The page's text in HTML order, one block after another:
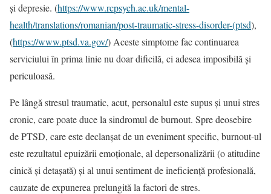
și depresie. (https://www.rcpsych.ac.uk/mental-
health/translations/romanian/post-traumatic-stress-disorder-(ptsd),
(https://www.ptsd.va.gov/) Aceste simptome fac continuarea
serviciului în prima linie nu doar dificilă, ci adesea imposibilă și
periculoasă.
Pe lângă stresul traumatic, acut, personalul este supus și unui stres
cronic, care poate duce la sindromul de burnout. Spre deosebire
de PTSD, care este declanșat de un eveniment specific, burnout-ul
este rezultatul epuizării emoționale, al depersonalizării (o atitudine
cinică și detașată) și al unui sentiment de ineficiență profesională,
cauzate de expunerea prelungită la factori de stres.